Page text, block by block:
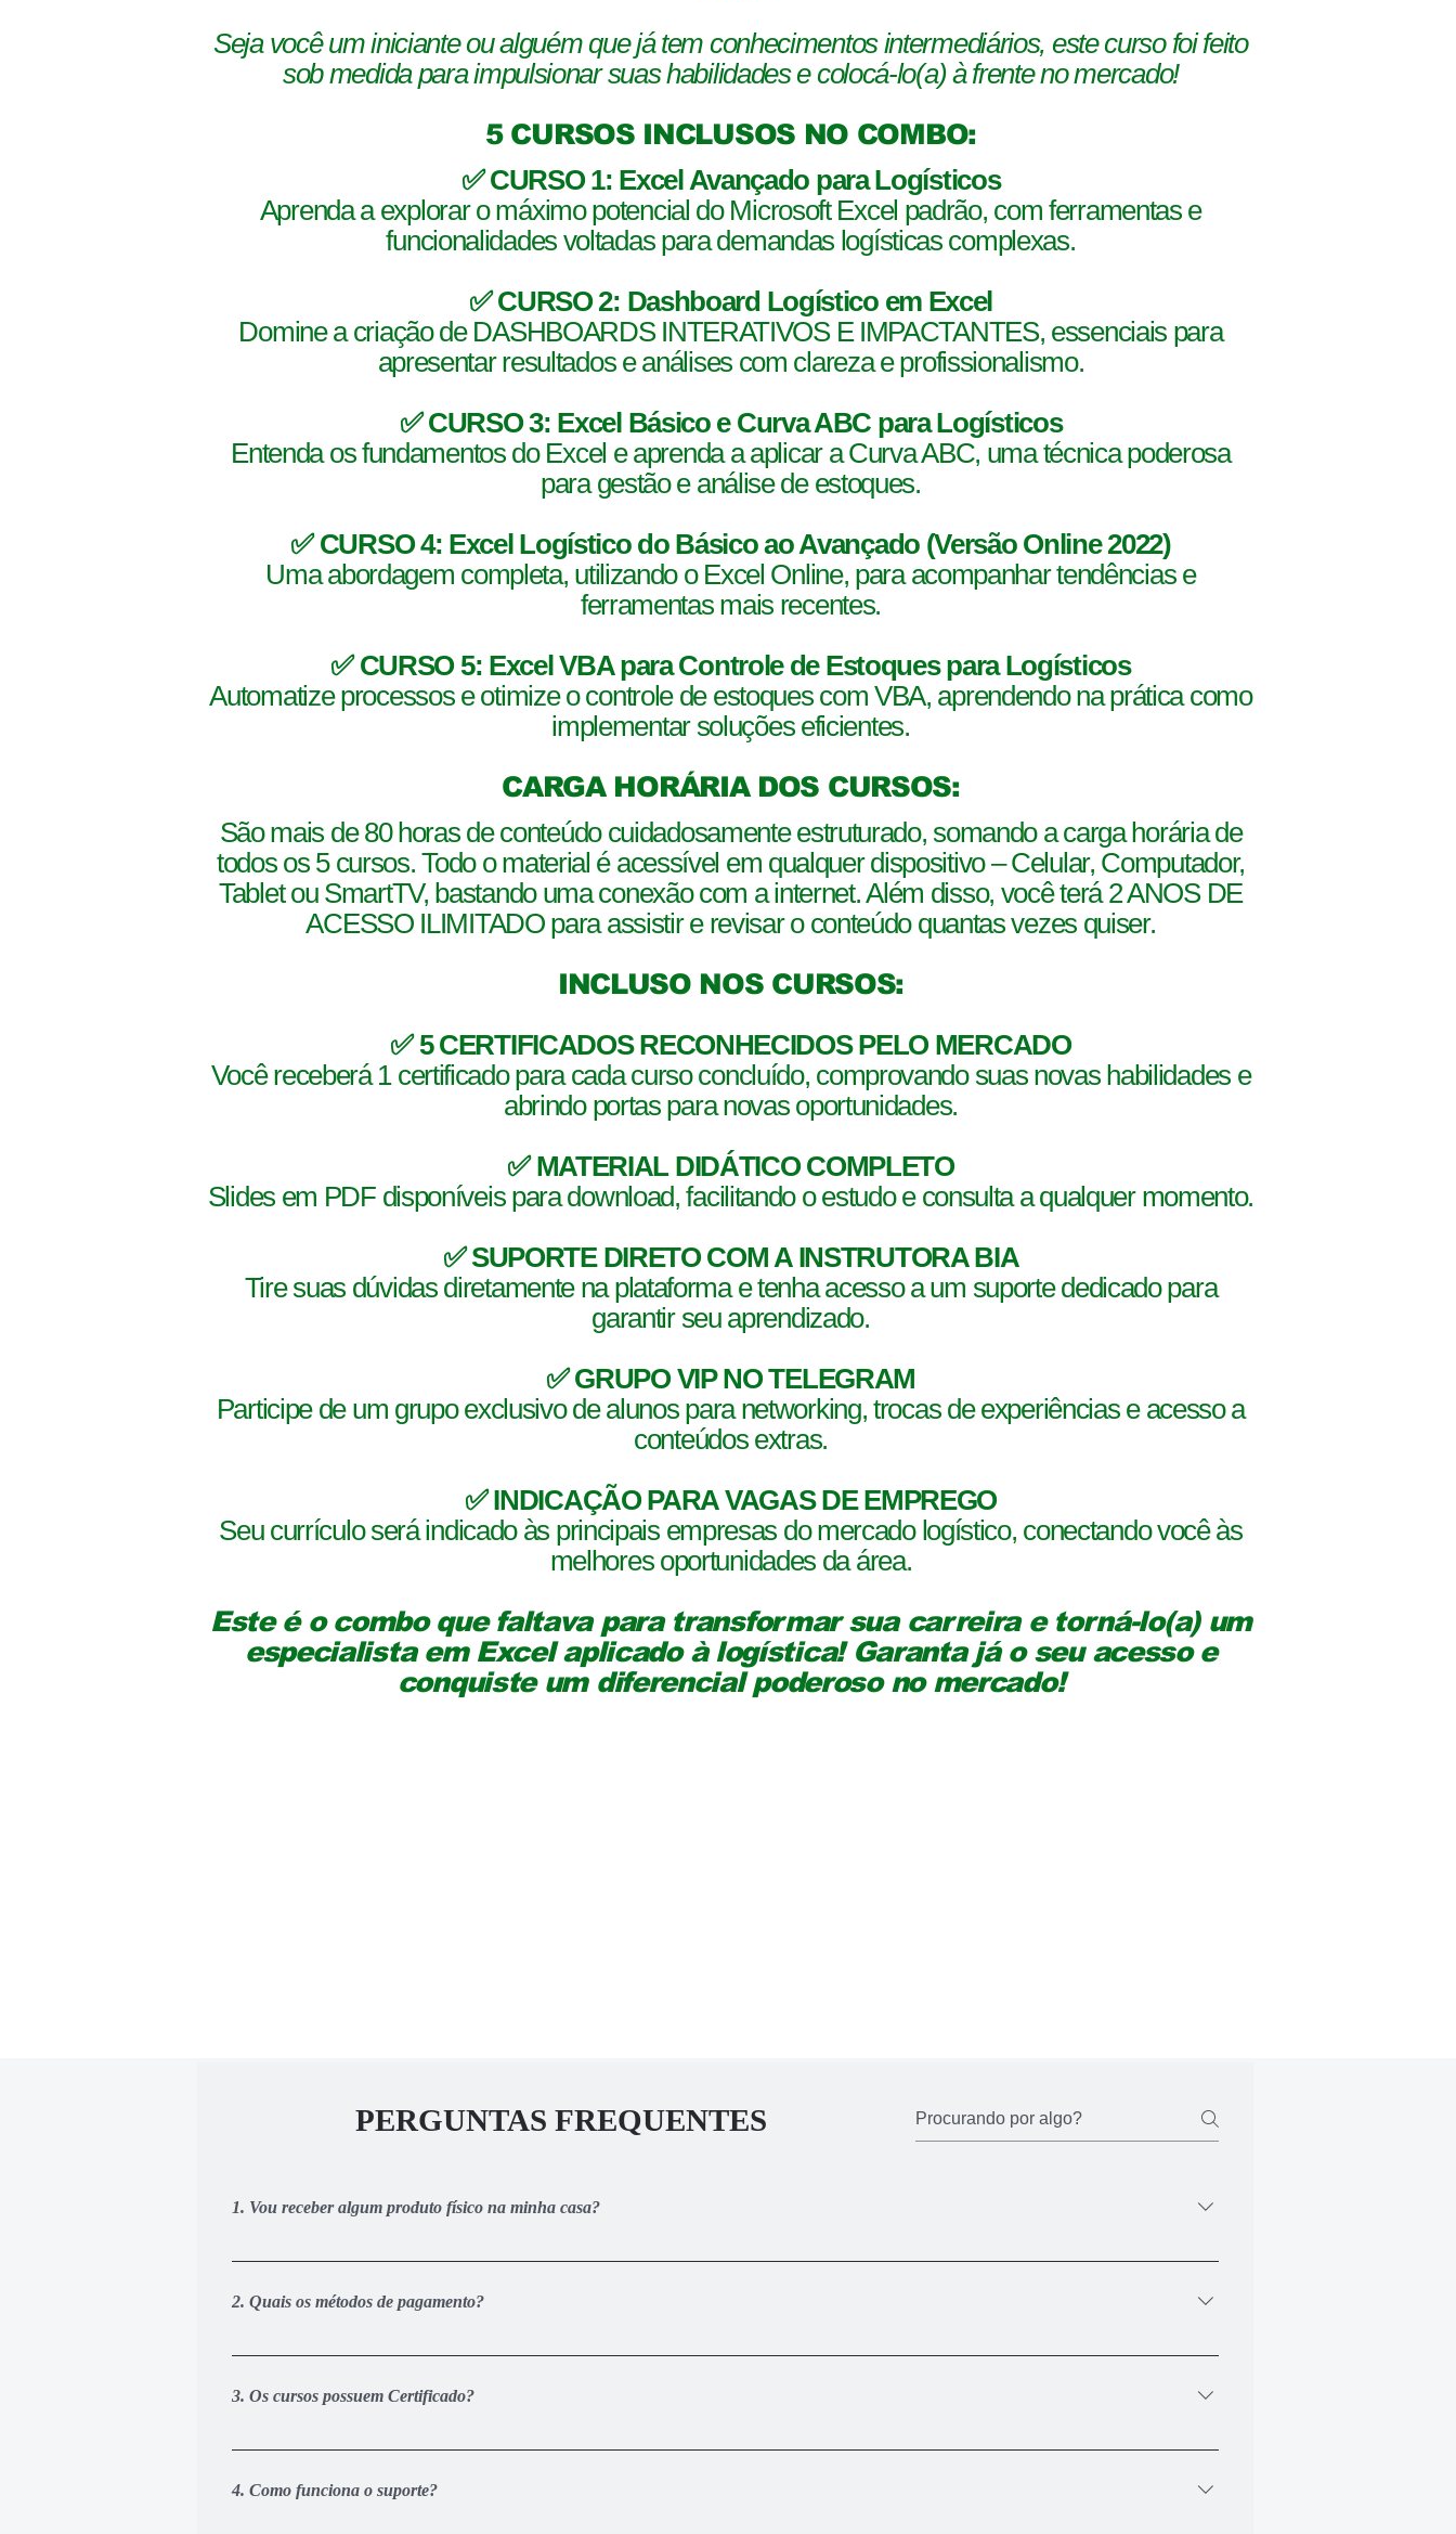
Seja você um iniciante ou alguém que já tem conhecimentos intermediários, este curso foi feito
sob medida para impulsionar suas habilidades e colocá-lo(a) à frente no mercado!
5 CURSOS INCLUSOS NO COMBO:
✅ CURSO 1: Excel Avançado para Logísticos
Aprenda a explorar o máximo potencial do Microsoft Excel padrão, com ferramentas e
funcionalidades voltadas para demandas logísticas complexas.
✅ CURSO 2: Dashboard Logístico em Excel
Domine a criação de DASHBOARDS INTERATIVOS E IMPACTANTES, essenciais para
apresentar resultados e análises com clareza e profissionalismo.
✅ CURSO 3: Excel Básico e Curva ABC para Logísticos
Entenda os fundamentos do Excel e aprenda a aplicar a Curva ABC, uma técnica poderosa
para gestão e análise de estoques.
✅ CURSO 4: Excel Logístico do Básico ao Avançado (Versão Online 2022)
Uma abordagem completa, utilizando o Excel Online, para acompanhar tendências e
ferramentas mais recentes.
✅ CURSO 5: Excel VBA para Controle de Estoques para Logísticos
Automatize processos e otimize o controle de estoques com VBA, aprendendo na prática como
implementar soluções eficientes.
CARGA HORÁRIA DOS CURSOS:
São mais de 80 horas de conteúdo cuidadosamente estruturado, somando a carga horária de
todos os 5 cursos. Todo o material é acessível em qualquer dispositivo – Celular, Computador,
Tablet ou SmartTV, bastando uma conexão com a internet. Além disso, você terá 2 ANOS DE
ACESSO ILIMITADO para assistir e revisar o conteúdo quantas vezes quiser.
INCLUSO NOS CURSOS:
✅ 5 CERTIFICADOS RECONHECIDOS PELO MERCADO
Você receberá 1 certificado para cada curso concluído, comprovando suas novas habilidades e
abrindo portas para novas oportunidades.
✅ MATERIAL DIDÁTICO COMPLETO
Slides em PDF disponíveis para download, facilitando o estudo e consulta a qualquer momento.
✅ SUPORTE DIRETO COM A INSTRUTORA BIA
Tire suas dúvidas diretamente na plataforma e tenha acesso a um suporte dedicado para
garantir seu aprendizado.
✅ GRUPO VIP NO TELEGRAM
Participe de um grupo exclusivo de alunos para networking, trocas de experiências e acesso a
conteúdos extras.
✅ INDICAÇÃO PARA VAGAS DE EMPREGO
Seu currículo será indicado às principais empresas do mercado logístico, conectando você às
melhores oportunidades da área.
Este é o combo que faltava para transformar sua carreira e torná-lo(a) um
especialista em Excel aplicado à logística! Garanta já o seu acesso e
conquiste um diferencial poderoso no mercado!
PERGUNTAS FREQUENTES
1. Vou receber algum produto físico na minha casa?
Não. Todo o conteúdo do treinamento é 100% online. Assim que realizar a sua inscrição, você receberá um email, onde terá o acesso a
2. Quais os métodos de pagamento?
Você pode pagar via cartão de crédito e parcelar em até 12x. Caso opte por realizar o pagamento à vista, pode fazer via PIX ou Boleto. Ao
acesso de 1 a 3 dias úteis após o pagamento do boleto.
3. Os cursos possuem Certificado?
Sim, Com CERTEZA. Ao concluir a carga horária mínima de 35% das aulas de cada curso, você pode solicitar o seu certificado
momento de efetuar a inscrição e cadastro. Você receberá 1 certificado nominal (com o seu nome e dados oficiais) em qualquer curso.
4. Como funciona o suporte?